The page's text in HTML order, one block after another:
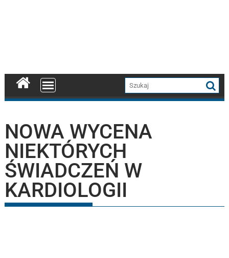
NOWA WYCENA
NIEKTÓRYCH
ŚWIADCZEŃ W
KARDIOLOGII